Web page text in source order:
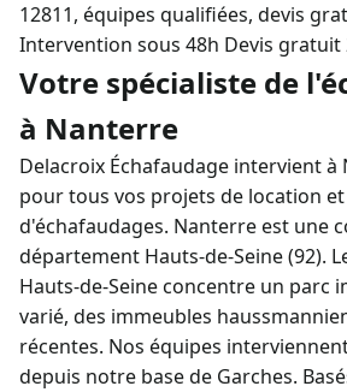
12811, équipes qualifiées, devis
Intervention sous 48h Devis gratuit
Votre spécialiste de
à Nanterre
Delacroix Échafaudage intervient à
pour tous vos projets de location
d'échafaudages. Nanterre est une
département Hauts-de-Seine (92).
Hauts-de-Seine concentre un parc
varié, des immeubles
récentes. Nos équipes
depuis notre base de Garches.